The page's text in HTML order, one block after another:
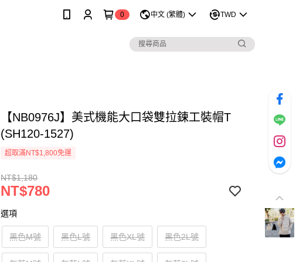
0 中文 (繁體) TWD
【NB0976J】美式機能大口袋雙拉鍊工裝帽T
(SH120-1527)
超取滿NT$1,800免運
NT$1,180
NT$780
選項
黑色M號 黑色L號 黑色XL號 黑色2L號